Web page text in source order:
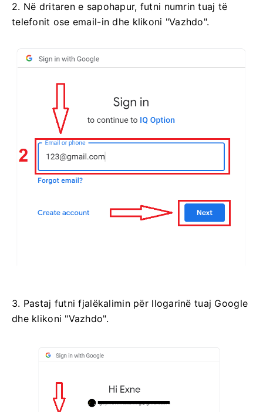
2. Në dritaren e sapohapur, futni numrin tuaj të
telefonit ose email-in dhe klikoni "Vazhdo".
3. Pastaj futni fjalëkalimin për llogarinë tuaj Google
dhe klikoni "Vazhdo".